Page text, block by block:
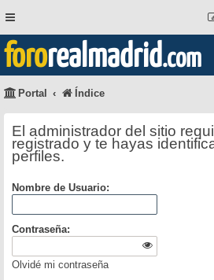
fororealmadrid.com
Portal Índice
El administrador del sitio
registrado y te hayas
perfiles.
Nombre de Usuario:
Contraseña:
Olvidé mi contraseña